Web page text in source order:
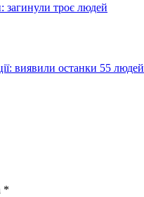
загинули троє людей
виявили останки 55 людей
*